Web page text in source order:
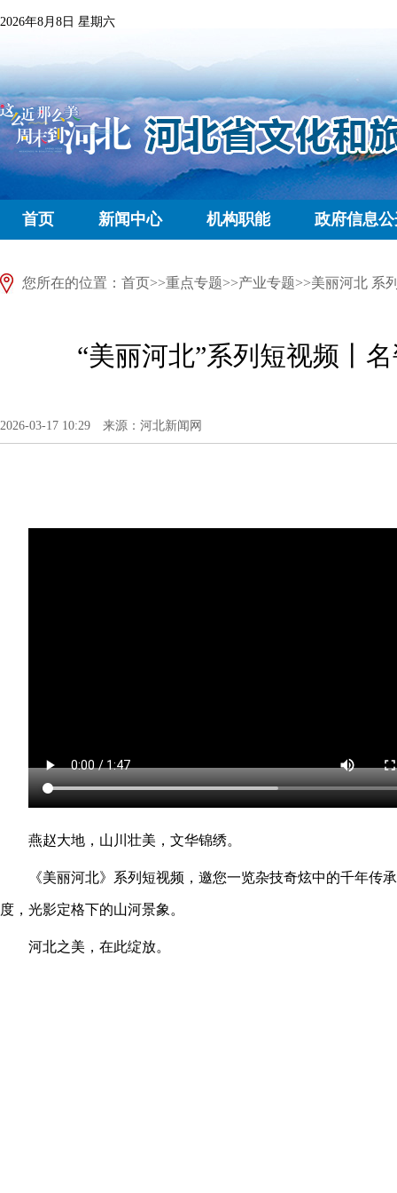
2026年8月8日 星期六
首页 新闻中心 机构职能 政府信息
您所在的位置： 首页>>重点专题>>产业专题>>美丽河北 系
“美丽河北”系列短视频丨
2026-03-17 10:29 来源：河北新闻网
燕赵大地，山川壮美，文华锦绣。
《美丽河北》系列短视频，邀您一览杂技奇炫中的千年传
度，光影定格下的山河景象。
河北之美，在此绽放。